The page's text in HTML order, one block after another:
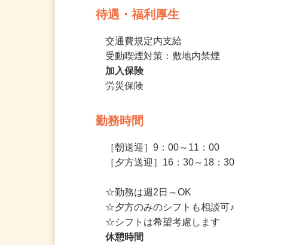
普通免許（AT限定可）、未経験OK
待遇・福利厚生
交通費規定内支給
受動喫煙対策：敷地内禁煙
労災保険
勤務時間
［夕方送迎］16：30～18：30
☆勤務は週2日～OK
☆夕方のみのシフトも相談可♪